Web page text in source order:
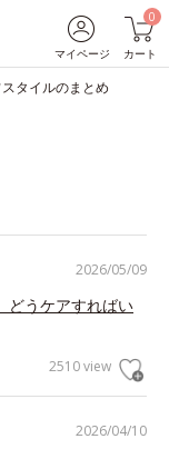
マイページ
0
カート
タイルのまとめ
2026/05/09
どうケアすればい
2510 view
2026/04/10